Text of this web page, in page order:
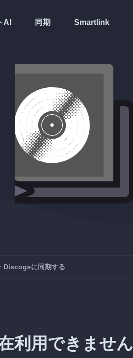
AI 同期 Smartlink
Discogsに同期する
利用できません